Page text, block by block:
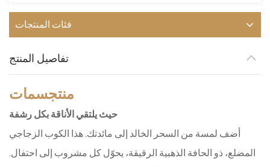
فئات المنتجات
تفاصيل المنتج
منتجسمات
حيث يلتقي الأناقة بكل رشفة
أضف لمسة من السحر الخالد إلى مائدتك. هذا الكوب الزجاجي
المضلع، ذو الحافة الذهبية الرقيقة، يحوّل كل مشروب إلى احتفال.